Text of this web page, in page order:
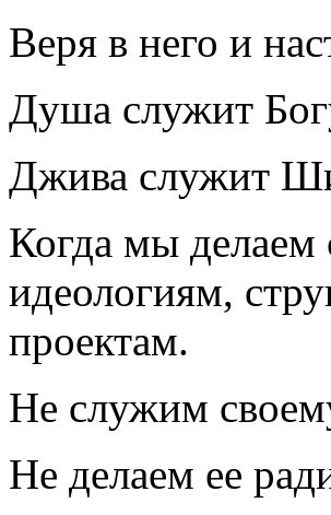
Веря в него и
Душа служит
Джива служит
Когда мы делаем
идеологиям,
проектам.
Не служим
Не делаем ее